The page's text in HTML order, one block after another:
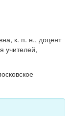
к. п. н., доцент
учителей,